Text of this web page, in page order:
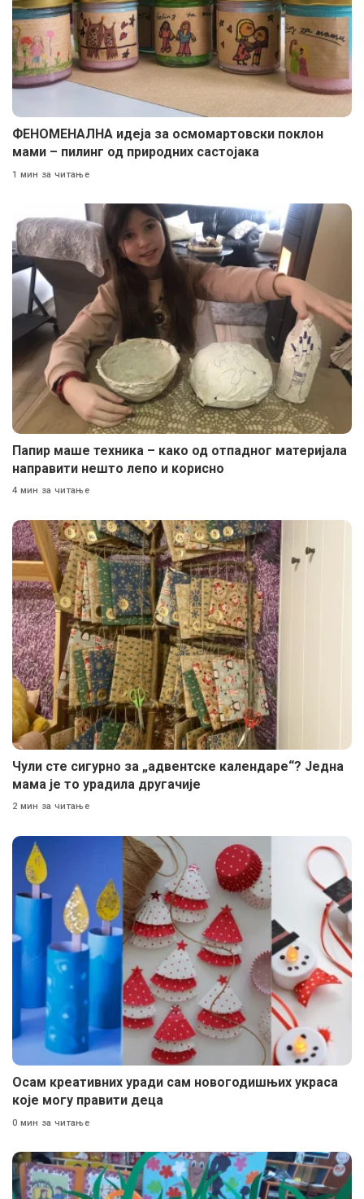
ФЕНОМЕНАЛНА идеја за осмомартовски поклон
мами – пилинг од природних састојака
1 мин за читање
Папир маше техника – како од отпадног материјала
направити нешто лепо и корисно
4 мин за читање
Чули сте сигурно за „адвентске календаре“? Једна
мама је то урадила другачије
2 мин за читање
Осам креативних уради сам новогодишњих украса
које могу правити деца
0 мин за читање